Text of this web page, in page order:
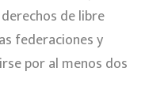
de libre
federaciones y
por al menos dos